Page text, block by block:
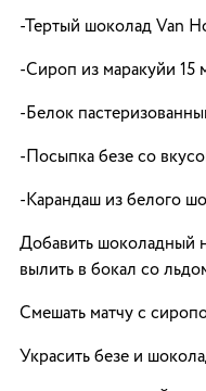
-Тертый шоколад Van
-Сироп из маракуйи 15
-Белок
-Посыпка безе со
-Карандаш из белого
Добавить шоколадный
вылить в бокал со
Смешать матчу с
Украсить безе и